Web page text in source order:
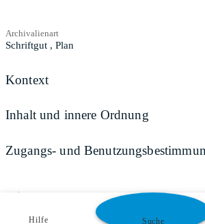
Archivalienart
Schriftgut , Plan
Kontext
Inhalt und innere Ordnung
Zugangs- und
Teilen
Hilfe Suche